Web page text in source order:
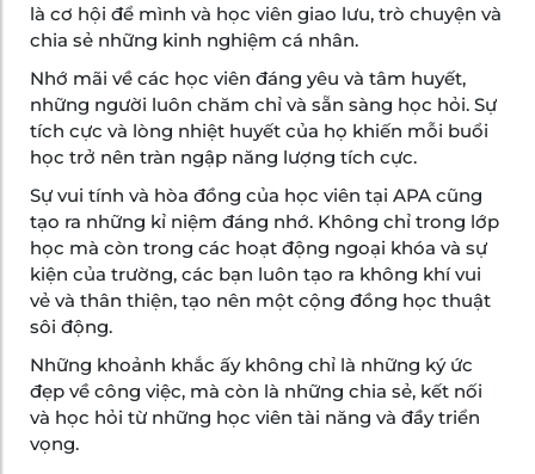
là cơ hội để mình và học viên giao lưu, trò chuyện và
chia sẻ những kinh nghiệm cá nhân.
Nhớ mãi về các học viên đáng yêu và tâm huyết,
những người luôn chăm chỉ và sẵn sàng học hỏi. Sự
tích cực và lòng nhiệt huyết của họ khiến mỗi buổi
học trở nên tràn ngập năng lượng tích cực.
Sự vui tính và hòa đồng của học viên tại APA cũng
tạo ra những kỉ niệm đáng nhớ. Không chỉ trong lớp
học mà còn trong các hoạt động ngoại khóa và sự
kiện của trường, các bạn luôn tạo ra không khí vui
vẻ và thân thiện, tạo nên một cộng đồng học thuật
sôi động.
Những khoảnh khắc ấy không chỉ là những ký ức
đẹp về công việc, mà còn là những chia sẻ, kết nối
và học hỏi từ những học viên tài năng và đầy triển
vọng.